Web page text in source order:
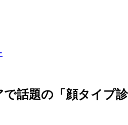
話題の「顔タイプ